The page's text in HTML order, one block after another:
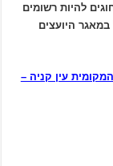
להיות רשומים
היועצים
עין קניה –